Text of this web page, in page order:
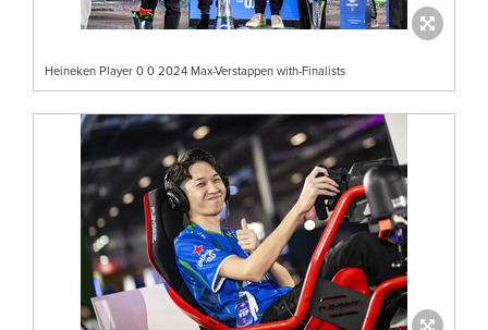
Heineken Player 0 0 2024 Max-Verstappen with-Finalists